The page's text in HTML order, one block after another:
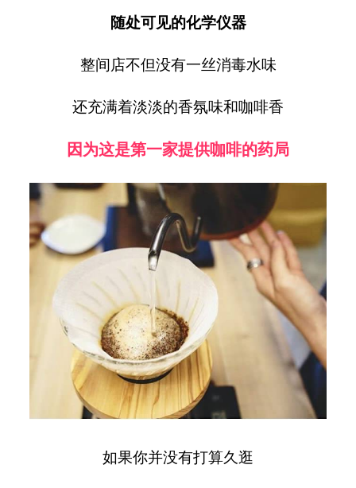
随处可见的化学仪器
整间店不但没有一丝消毒水味
还充满着淡淡的香氛味和咖啡香
因为这是第一家提供咖啡的药局
如果你并没有打算久逛